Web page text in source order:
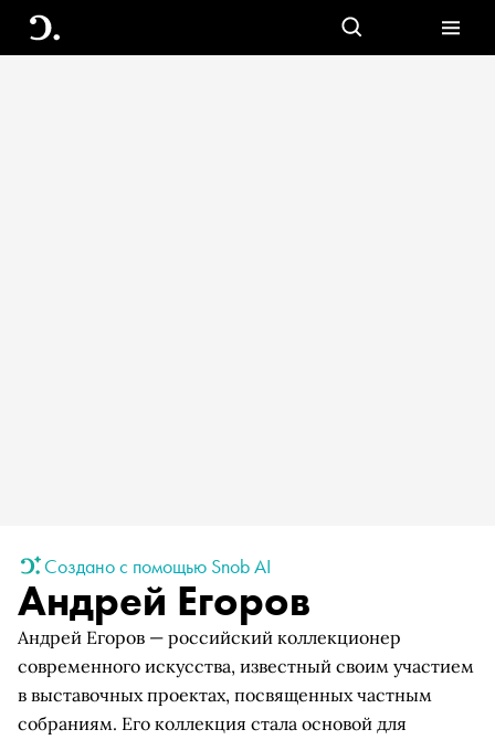
Создано с помощью Snob AI
Андрей Егоров
Андрей Егоров — российский коллекционер
современного искусства, известный своим участием
в выставочных проектах, посвященных частным
собраниям. Его коллекция стала основой для